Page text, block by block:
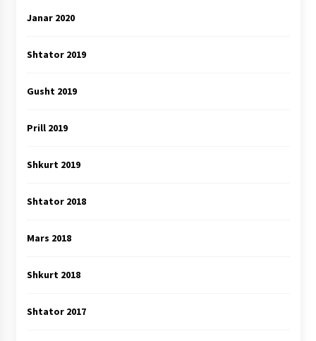
Janar 2020
Shtator 2019
Gusht 2019
Prill 2019
Shkurt 2019
Shtator 2018
Mars 2018
Shkurt 2018
Shtator 2017